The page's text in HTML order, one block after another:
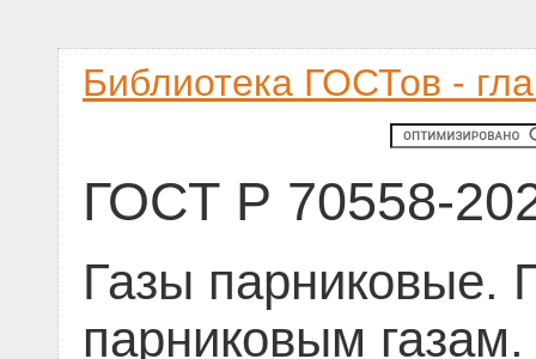
Библиотека ГОСТов -
ГОСТ Р 70558-
Газы парниковые.
парниковым